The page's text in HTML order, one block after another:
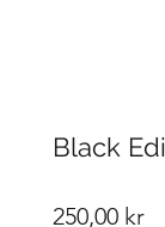
Black
250,00 kr